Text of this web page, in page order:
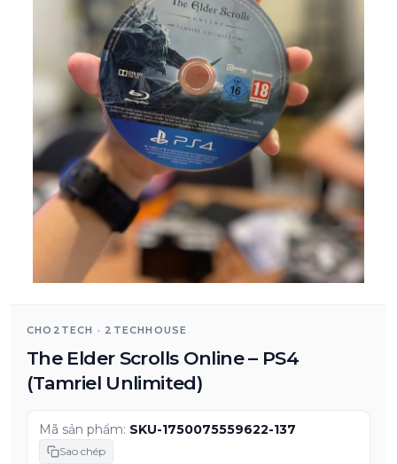
CHO2TECH · 2TECHHOUSE
The Elder Scrolls Online – PS4
(Tamriel Unlimited)
Mã sản phẩm: SKU-1750075559622-137
Sao chép